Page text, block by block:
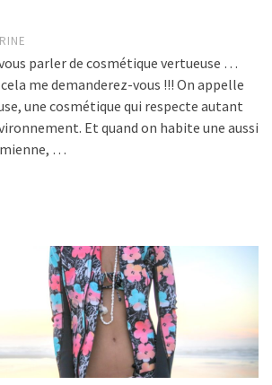
parler de cosmétique vertueuse …
me demanderez-vous !!! On appelle
une cosmétique qui respecte autant
Et quand on habite une aussi
…